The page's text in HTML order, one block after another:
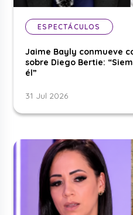
ESPECTÁCULOS
Jaime Bayly conmueve
sobre Diego Bertie:
él”
31 Jul 2026